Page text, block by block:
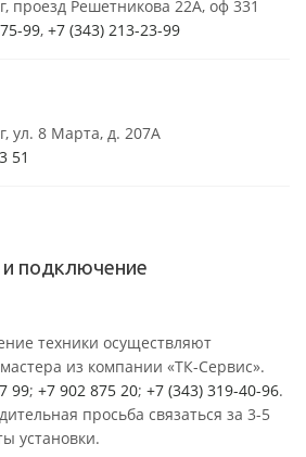
проезд Решетникова 22А, оф 331
99, +7 (343) 213-23-99
ул. 8 Марта, д. 207А
51
и подключение
техники осуществляют
из компании «ТК-Сервис».
99; +7 902 875 20; +7 (343) 319-40-96.
просьба связаться за 3-5
установки.